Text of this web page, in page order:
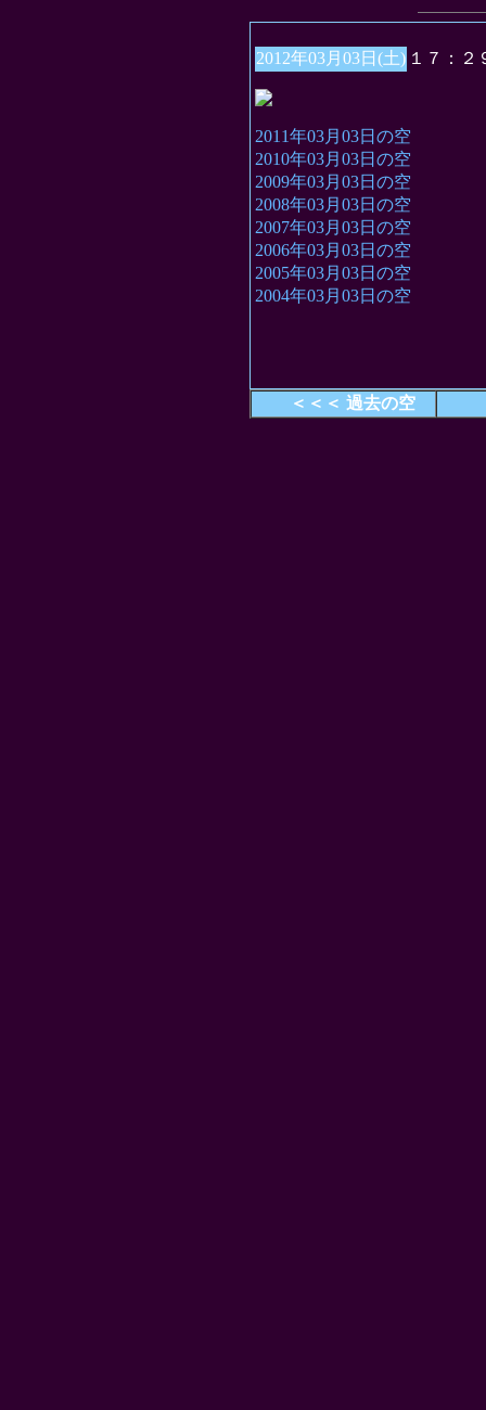
2012年03月03日(土) １７：２
2011年03月03日の空
2010年03月03日の空
2009年03月03日の空
2008年03月03日の空
2007年03月03日の空
2006年03月03日の空
2005年03月03日の空
2004年03月03日の空
＜＜＜ 過去の空